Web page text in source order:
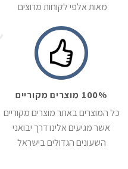
מאות אלפי לקוחות מרוצים
100% מוצרים מקוריים
כל המוצרים באתר מוצרים מקוריים
אשר מגיעים אלינו דרך יבואני
השעונים הגדולים בישראל